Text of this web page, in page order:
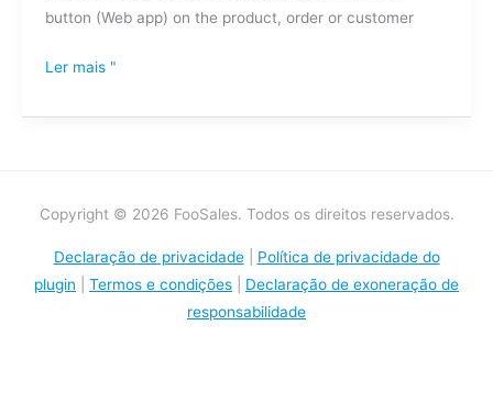
button (Web app) on the product, order or customer
Ler mais "
Copyright © 2026 FooSales. Todos os direitos reservados.
Declaração de privacidade| Política de privacidade do
plugin
Termos e condições
Declaração de exoneração de
responsabilidade